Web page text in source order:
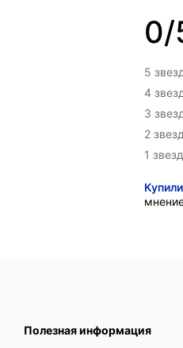
0/
5
4
3
2
1
Полезная информация